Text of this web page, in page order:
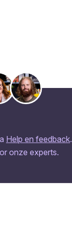
Help en feedback.
onze experts.